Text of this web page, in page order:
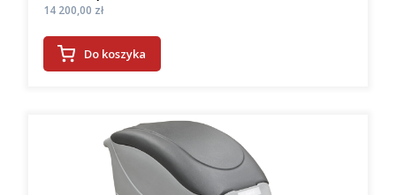
Cena
14 200,00 zł
Do koszyka